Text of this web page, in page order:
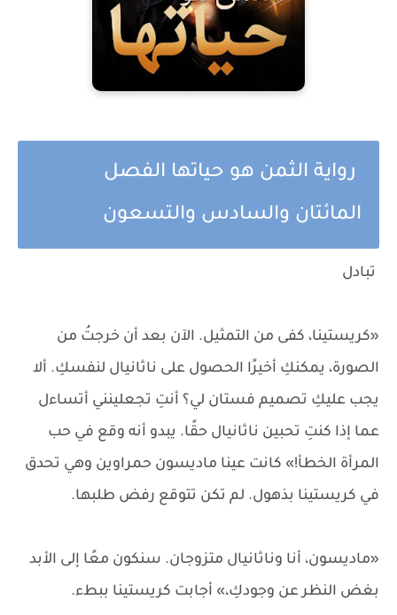
رواية الثمن هو حياتها الفصل
المائتان والسادس والتسعون
تبادل
«كريستينا، كفى من التمثيل. الآن بعد أن خرجتُ من
الصورة، يمكنكِ أخيرًا الحصول على ناثانيال لنفسكِ. ألا
يجب عليكِ تصميم فستان لي؟ أنتِ تجعلينني أتساءل
عما إذا كنتِ تحبين ناثانيال حقًا. يبدو أنه وقع في حب
المرأة الخطأ!» كانت عينا ماديسون حمراوين وهي تحدق
في كريستينا بذهول. لم تكن تتوقع رفض طلبها.
«ماديسون، أنا وناثانيال متزوجان. سنكون معًا إلى الأبد
بغض النظر عن وجودكِ،» أجابت كريستينا ببطء.